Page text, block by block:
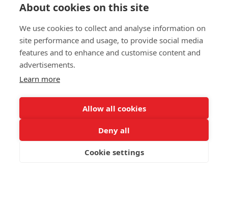
About cookies on this site
We use cookies to collect and analyse information on
site performance and usage, to provide social media
features and to enhance and customise content and
advertisements.
Learn more
Allow all cookies
Deny all
Cookie settings
informe-nos sobre suas dúvidas. Isso realmente nos
ajudaria a agir mais rapidamente em qualquer
questão que você possa ter. Muito obrigado!
Entre em contato
© 2025 Swedish Match Cricket